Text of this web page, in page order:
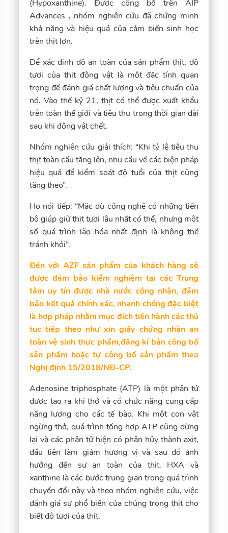
(Hypoxanthine). Được công bố trên AIP
Advances , nhóm nghiên cứu đã chứng minh
khả năng và hiệu quả của cảm biến sinh học
trên thịt lợn.
Để xác định độ an toàn của sản phẩm thịt, độ
tươi của thịt động vật là một đặc tính quan
trọng để đánh giá chất lượng và tiêu chuẩn của
nó. Vào thế kỷ 21, thịt có thể được xuất khẩu
trên toàn thế giới và tiêu thụ trong thời gian dài
sau khi động vật chết.
Nhóm nghiên cứu giải thích: “Khi tỷ lệ tiêu thụ
thịt toàn cầu tăng lên, nhu cầu về các biện pháp
hiệu quả để kiểm soát độ tuổi của thịt cũng
tăng theo”.
Họ nói tiếp: “Mặc dù công nghệ có những tiến
bộ giúp giữ thịt tươi lâu nhất có thể, nhưng một
số quá trình lão hóa nhất định là không thể
tránh khỏi”.
Đến với AZF sản phẩm của khách hàng sẽ
được đảm bảo kiểm nghiệm tại các Trung
tâm uy tín được nhà nước công nhận, đảm
bảo kết quả chính xác, nhanh chóng đặc biệt
là hợp pháp nhằm mục đích tiến hành các thủ
tục tiếp theo như xin giấy chứng nhận an
toàn vệ sinh thực phẩm,đăng kí bản công bố
sản phẩm hoặc tự công bố sản phẩm theo
Nghị định 15/2018/NĐ-CP.
Adenosine triphosphate (ATP) là một phân tử
được tạo ra khi thở và có chức năng cung cấp
năng lượng cho các tế bào. Khi một con vật
ngừng thở, quá trình tổng hợp ATP cũng dừng
lại và các phân tử hiện có phân hủy thành axit,
đầu tiên làm giảm hương vị và sau đó ảnh
hưởng đến sự an toàn của thịt. HXA và
xanthine là các bước trung gian trong quá trình
chuyển đổi này và theo nhóm nghiên cứu, việc
đánh giá sự phổ biến của chúng trong thịt cho
biết độ tươi của thịt.